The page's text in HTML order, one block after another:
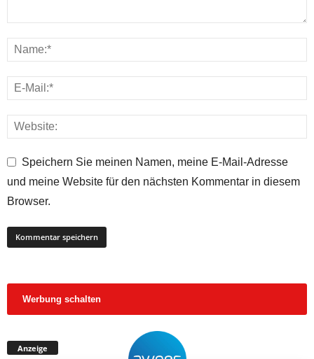
Speichern Sie meinen Namen, meine E-Mail-Adresse
und meine Website für den nächsten Kommentar in diesem
Browser.
Werbung schalten
Anzeige